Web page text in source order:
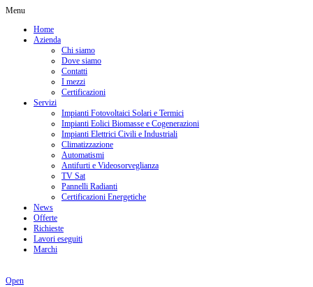
Menu
Home
Azienda
Chi siamo
Dove siamo
Contatti
I mezzi
Certificazioni
Servizi
Impianti Fotovoltaici Solari e Termici
Impianti Eolici Biomasse e Cogenerazioni
Impianti Elettrici Civili e Industriali
Climatizzazione
Automatismi
Antifurti e Videosorveglianza
TV Sat
Pannelli Radianti
Certificazioni Energetiche
News
Offerte
Richieste
Lavori eseguiti
Marchi
Open